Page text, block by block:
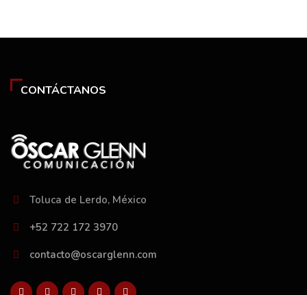
CONTÁCTANOS
Toluca de Lerdo, México
+52 722 172 3970
contacto@oscarglenn.com